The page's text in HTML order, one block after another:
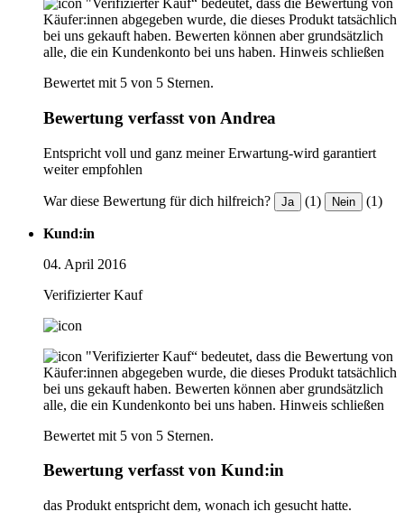
"Verifizierter Kauf“ bedeutet, dass die Bewertung von
Käufer:innen abgegeben wurde, die dieses Produkt tatsächlich
bei uns gekauft haben. Bewerten können aber grundsätzlich
alle, die ein Kundenkonto bei uns haben. Hinweis schließen
Bewertet mit 5 von 5 Sternen.
Bewertung verfasst von Andrea
Entspricht voll und ganz meiner Erwartung-wird garantiert
weiter empfohlen
War diese Bewertung für dich hilfreich? Ja (1) Nein (1)
Kund:in
04. April 2016
Verifizierter Kauf
"Verifizierter Kauf“ bedeutet, dass die Bewertung von
Käufer:innen abgegeben wurde, die dieses Produkt tatsächlich
bei uns gekauft haben. Bewerten können aber grundsätzlich
alle, die ein Kundenkonto bei uns haben. Hinweis schließen
Bewertet mit 5 von 5 Sternen.
Bewertung verfasst von Kund:in
das Produkt entspricht dem, wonach ich gesucht hatte.